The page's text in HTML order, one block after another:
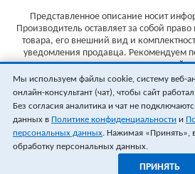
Представленное описание носит
Производитель оставляет за собой
товара, его внешний вид и
уведомления продавца. Рекомендуем
характеристики товара на
Указанные цены не являются
Стоимость и наличие товара
Мы используем файлы cookie, систему веб-
онлайн-консультант (чат), чтобы сайт
Без согласия аналитика и чат не
данных в Политике конфиденциальности и
персональных данных. Нажимая «Принять»,
обработку персональных данных.
ПРИНЯТЬ